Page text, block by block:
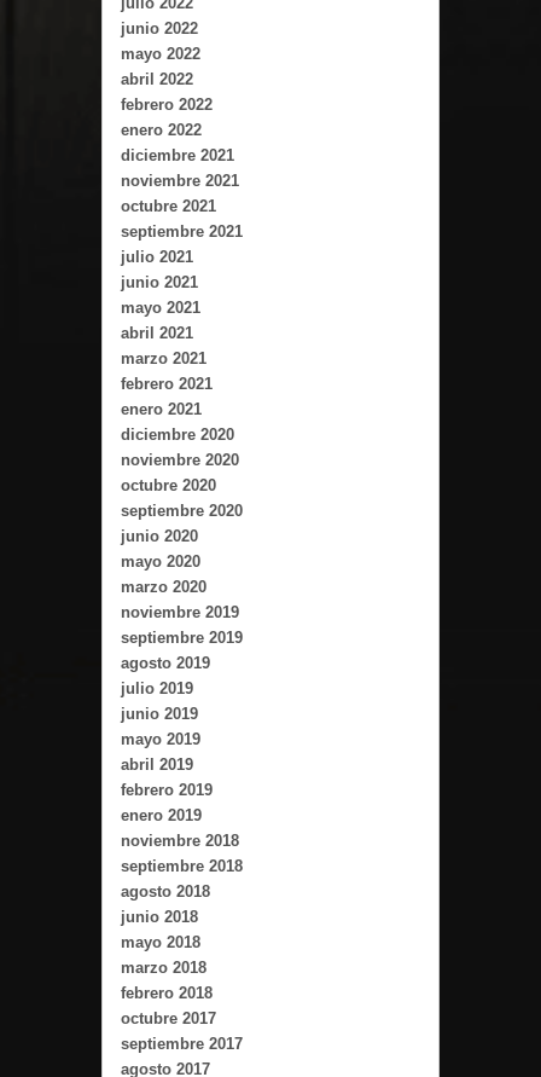
junio 2022
mayo 2022
abril 2022
febrero 2022
enero 2022
diciembre 2021
noviembre 2021
octubre 2021
septiembre 2021
julio 2021
junio 2021
mayo 2021
abril 2021
marzo 2021
febrero 2021
enero 2021
diciembre 2020
noviembre 2020
octubre 2020
septiembre 2020
junio 2020
mayo 2020
marzo 2020
noviembre 2019
septiembre 2019
agosto 2019
julio 2019
junio 2019
mayo 2019
abril 2019
febrero 2019
enero 2019
noviembre 2018
septiembre 2018
agosto 2018
junio 2018
mayo 2018
marzo 2018
febrero 2018
octubre 2017
septiembre 2017
agosto 2017